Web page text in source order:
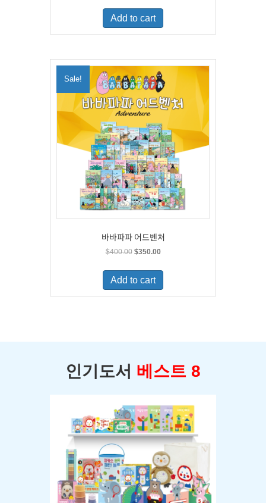
was:
$500.00.
is:
Add to cart
Sale!
바바파파 어드벤처
$400.00 Original
was:
$400.00.
$350.00Current
is:
Add to cart
인기도서 베스트 8